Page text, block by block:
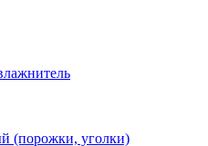
(порожки, уголки)